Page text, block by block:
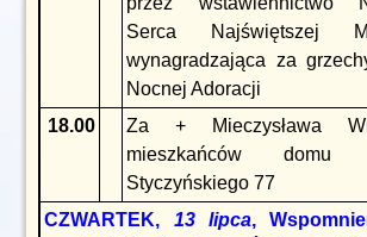
Serca Najświętszej
wynagradzająca za
Nocnej Adoracji
18.00
Za + Mieczysława
mieszkańców
Styczyńskiego 77
CZWARTEK, 13 lipca,